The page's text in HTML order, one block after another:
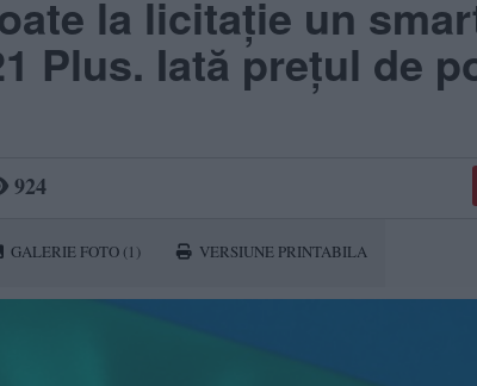
la licitație un
Plus. Iată prețul de
924
GALERIE FOTO (1) VERSIUNE PRINTABILA